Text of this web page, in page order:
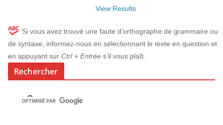
View Results
Si vous avez trouvé une faute d’orthographe de grammaire ou
de syntaxe, informez-nous en sélectionnant le texte en question et
en appuyant sur Ctrl + Entrée s’il vous plaît.
Rechercher